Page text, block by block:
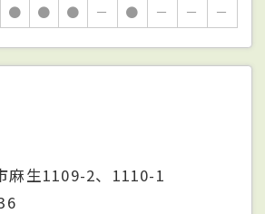
● ● ● － ● － － －
麻生1109-2、1110-1